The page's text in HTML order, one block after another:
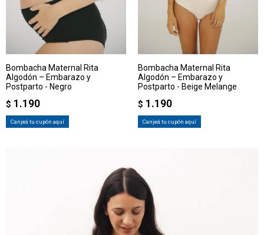
Bombacha Maternal Rita
Algodón – Embarazo y
Postparto - Negro
$ 1.190
Canjeá tu cupón aquí
Bombacha Maternal Rita
Algodón – Embarazo y
Postparto - Beige Melange
$ 1.190
Canjeá tu cupón aquí